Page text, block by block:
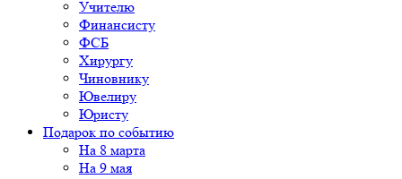
Учителю
Финансисту
ФСБ
Хирургу
Чиновнику
Ювелиру
Юристу
Подарок по событию
На 8 марта
На 9 мая